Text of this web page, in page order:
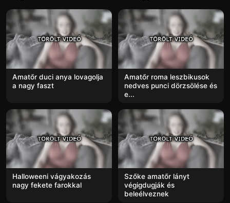
Amatőr duci anya lovagolja
a nagy faszt
Amatőr roma leszbikusok
nedves punci dörzsölése és
e...
Halloweeni vágyakozás
nagy fekete farokkal
Szőke amatőr lányt
végigdugják és
beleélveznek